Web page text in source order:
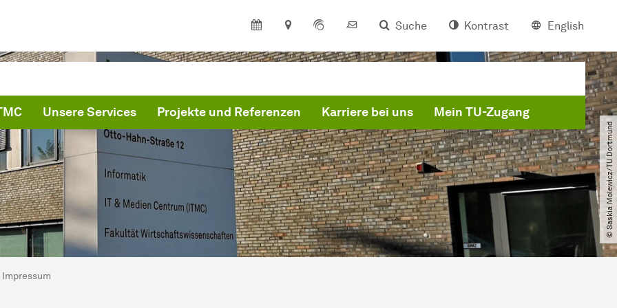
Suche Kontrast English
Unsere Services Projekte und Referenzen Karriere bei uns Mein TU-Zugang
© Saskia Molewicz​/​TU Dortmund
hier:
Impressum